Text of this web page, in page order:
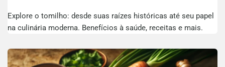
Explore o tomilho: desde suas raízes históricas até seu papel
na culinária moderna. Benefícios à saúde, receitas e mais.